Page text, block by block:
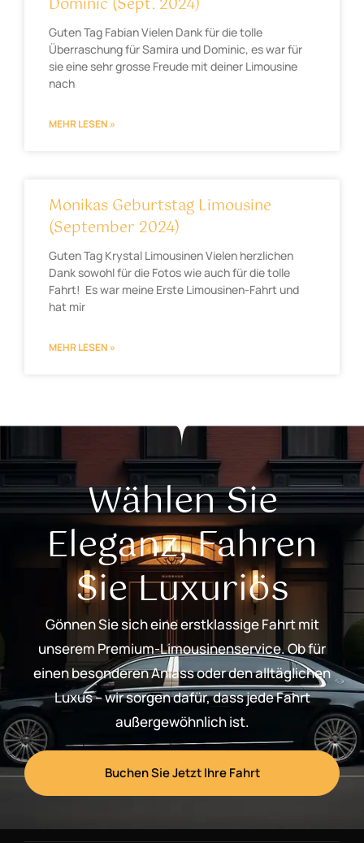
Guten Tag Fabian Vielen Dank für die tolle
Überraschung für Samira und Dominic, es war für
sie eine sehr grosse Freude mit deiner Limousine
nach
MEHR LESEN »
Monikas Geburtstag Limousine
(September 2024)
Guten Tag Krystal Limousinen Vielen herzlichen
Dank sowohl für die Fotos wie auch für die tolle
Fahrt! Es war meine Erste Limousinen-Fahrt und
hat mir
MEHR LESEN »
Wählen Sie
Eleganz, Fahren
Sie Luxuriös
Gönnen Sie sich eine erstklassige Fahrt mit
unserem Premium-Limousinenservice. Ob für
einen besonderen Anlass oder den alltäglichen
Luxus – wir sorgen dafür, dass jede Fahrt
außergewöhnlich ist.
Buchen Sie Jetzt Ihre Fahrt